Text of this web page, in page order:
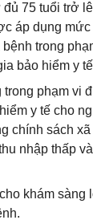
75 tuổi trở
áp dụng
trong
bảo hiểm y
trong phạm vi
y tế cho
chính sách
nhập thấp
khám sàng